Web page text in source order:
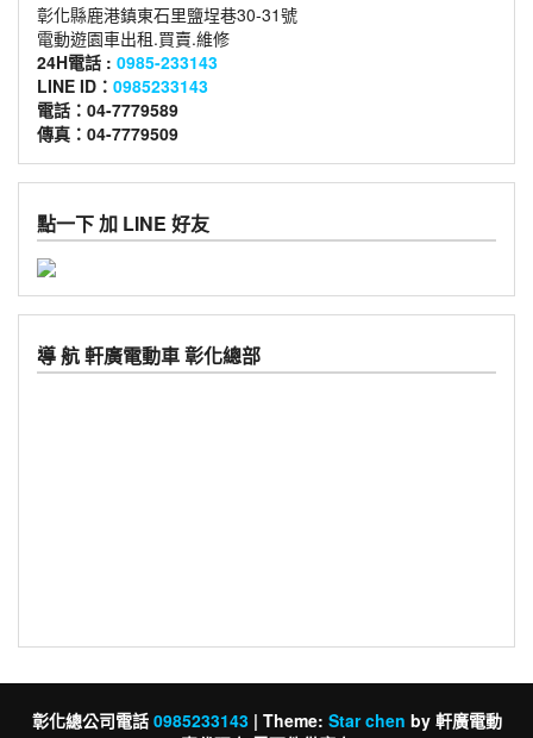
彰化縣鹿港鎮東石里鹽埕巷30-31號
電動遊園車出租.買賣.維修
24H電話 : 0985-233143
LINE ID： 0985233143
電話：04-7779589
傳真：04-7779509
點一下 加 LINE 好友
導 航 軒廣電動車 彰化總部
彰化總公司電話 0985233143 | Theme: Star chen by 軒廣電動